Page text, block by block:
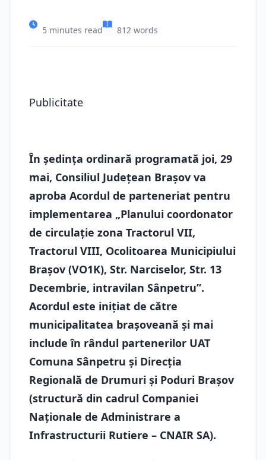
5 minutes read 812 words
Publicitate
În şedinţa ordinară programată joi, 29
mai, Consiliul Judeţean Braşov va
aproba Acordul de parteneriat pentru
implementarea „Planului coordonator
de circulație zona Tractorul VII,
Tractorul VIII, Ocolitoarea Municipiului
Brașov (VO1K), Str. Narciselor, Str. 13
Decembrie, intravilan Sânpetru”.
Acordul este iniţiat de către
municipalitatea braşoveană şi mai
include în rândul partenerilor UAT
Comuna Sânpetru şi Direcţia
Regională de Drumuri şi Poduri Braşov
(structură din cadrul Companiei
Naţionale de Administrare a
Infrastructurii Rutiere – CNAIR SA).